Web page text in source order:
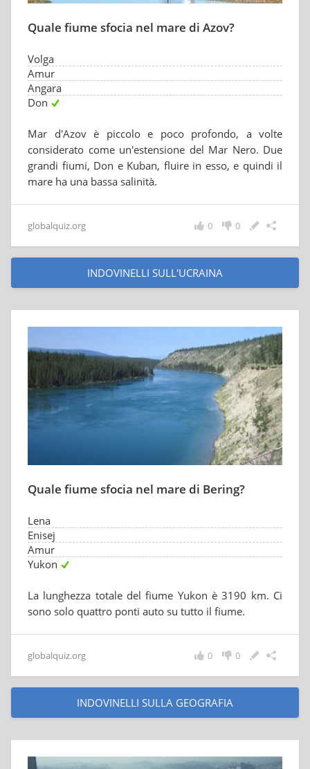
Quale fiume sfocia nel mare di Azov?
Volga
Amur
Angara
Don
Mar d'Azov è piccolo e poco profondo, a volte
considerato come un'estensione del Mar Nero. Due
grandi fiumi, Don e Kuban, fluire in esso, e quindi il
mare ha una bassa salinità.
globalquiz.org 0
0
INDOVINELLI SULL'UCRAINA
Quale fiume sfocia nel mare di Bering?
Lena
Enisej
Amur
Yukon
La lunghezza totale del fiume Yukon è 3190 km. Ci
sono solo quattro ponti auto su tutto il fiume.
globalquiz.org 0
0
INDOVINELLI SULLA GEOGRAFIA